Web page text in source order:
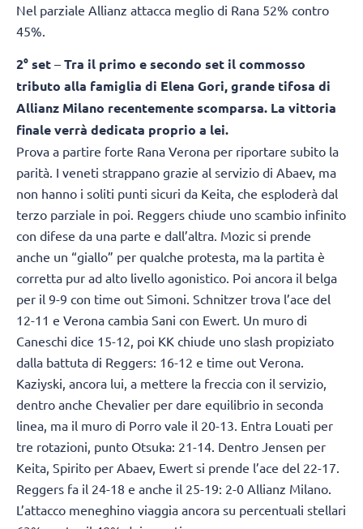
Nel parziale Allianz attacca meglio di Rana 52% contro
45%.
2° set – Tra il primo e secondo set il commosso
tributo alla famiglia di Elena Gori, grande tifosa di
Allianz Milano recentemente scomparsa. La vittoria
finale verrà dedicata proprio a lei.
Prova a partire forte Rana Verona per riportare subito la
parità. I veneti strappano grazie al servizio di Abaev, ma
non hanno i soliti punti sicuri da Keita, che esploderà dal
terzo parziale in poi. Reggers chiude uno scambio infinito
con difese da una parte e dall’altra. Mozic si prende
anche un “giallo” per qualche protesta, ma la partita è
corretta pur ad alto livello agonistico. Poi ancora il belga
per il 9-9 con time out Simoni. Schnitzer trova l’ace del
12-11 e Verona cambia Sani con Ewert. Un muro di
Caneschi dice 15-12, poi KK chiude uno slash propiziato
dalla battuta di Reggers: 16-12 e time out Verona.
Kaziyski, ancora lui, a mettere la freccia con il servizio,
dentro anche Chevalier per dare equilibrio in seconda
linea, ma il muro di Porro vale il 20-13. Entra Louati per
tre rotazioni, punto Otsuka: 21-14. Dentro Jensen per
Keita, Spirito per Abaev, Ewert si prende l’ace del 22-17.
Reggers fa il 24-18 e anche il 25-19: 2-0 Allianz Milano.
L’attacco meneghino viaggia ancora su percentuali stellari